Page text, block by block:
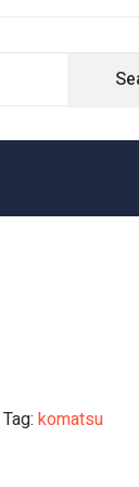
Tag: komatsu